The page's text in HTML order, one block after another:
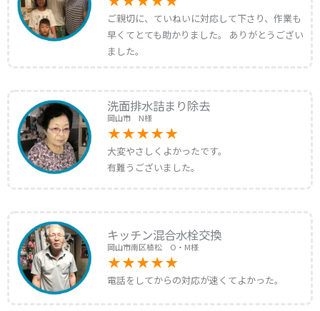
ご親切に、ていねいに対応して下さり、作業も
早くてとても助かりました。 ありがとうござい
ました。
洗面排水詰まり除去
岡山市 N様
大変やさしくよかったです。
有難うございました。
キッチン混合水栓交換
岡山市南区植松 O・M様
電話をしてからの対応が速くてよかった。